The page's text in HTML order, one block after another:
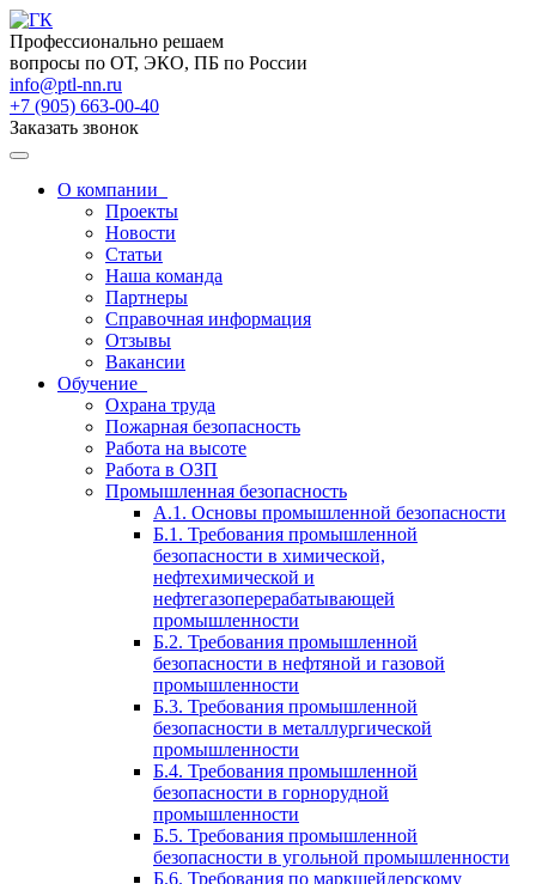
Профессионально решаем
вопросы по ОТ, ЭКО, ПБ по России
info@ptl-nn.ru
+7 (905) 663-00-40
Заказать звонок
О компании
Проекты
Новости
Статьи
Наша команда
Партнеры
Справочная информация
Отзывы
Вакансии
Обучение
Охрана труда
Пожарная безопасность
Работа на высоте
Работа в ОЗП
Промышленная безопасность
А.1. Основы промышленной безопасности
Б.1. Требования промышленной
безопасности в химической,
нефтехимической и
нефтегазоперерабатывающей
промышленности
Б.2. Требования промышленной
безопасности в нефтяной и газовой
промышленности
Б.3. Требования промышленной
безопасности в металлургической
промышленности
Б.4. Требования промышленной
безопасности в горнорудной
промышленности
Б.5. Требования промышленной
безопасности в угольной промышленности
Б.6. Требования по маркшейдерскому